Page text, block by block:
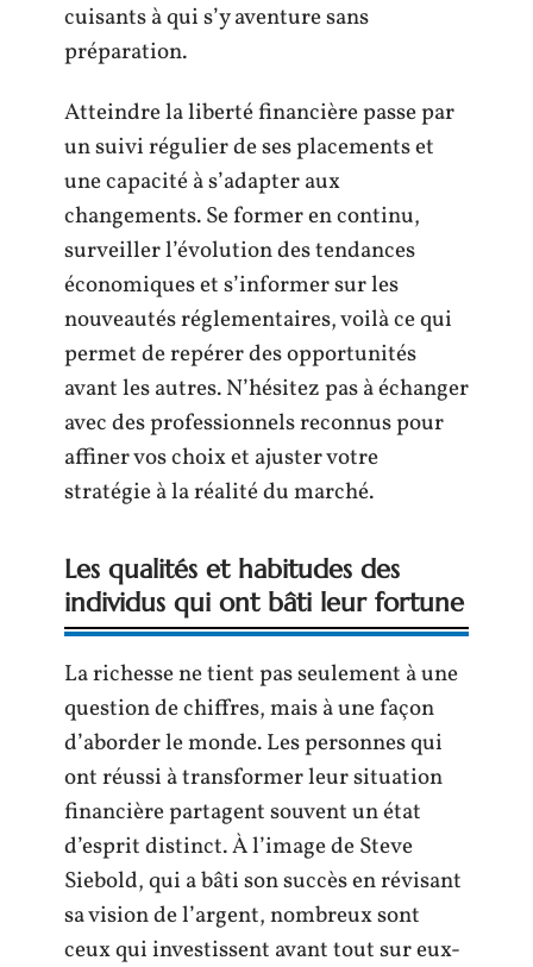
cuisants à qui s’y aventure sans
préparation.
Atteindre la liberté financière passe par
un suivi régulier de ses placements et
une capacité à s’adapter aux
changements. Se former en continu,
surveiller l’évolution des tendances
économiques et s’informer sur les
nouveautés réglementaires, voilà ce qui
permet de repérer des opportunités
avant les autres. N’hésitez pas à échanger
avec des professionnels reconnus pour
affiner vos choix et ajuster votre
stratégie à la réalité du marché.
Les qualités et habitudes des
individus qui ont bâti leur fortune
La richesse ne tient pas seulement à une
question de chiffres, mais à une façon
d’aborder le monde. Les personnes qui
ont réussi à transformer leur situation
financière partagent souvent un état
d’esprit distinct. À l’image de Steve
Siebold, qui a bâti son succès en révisant
sa vision de l’argent, nombreux sont
ceux qui investissent avant tout sur eux-